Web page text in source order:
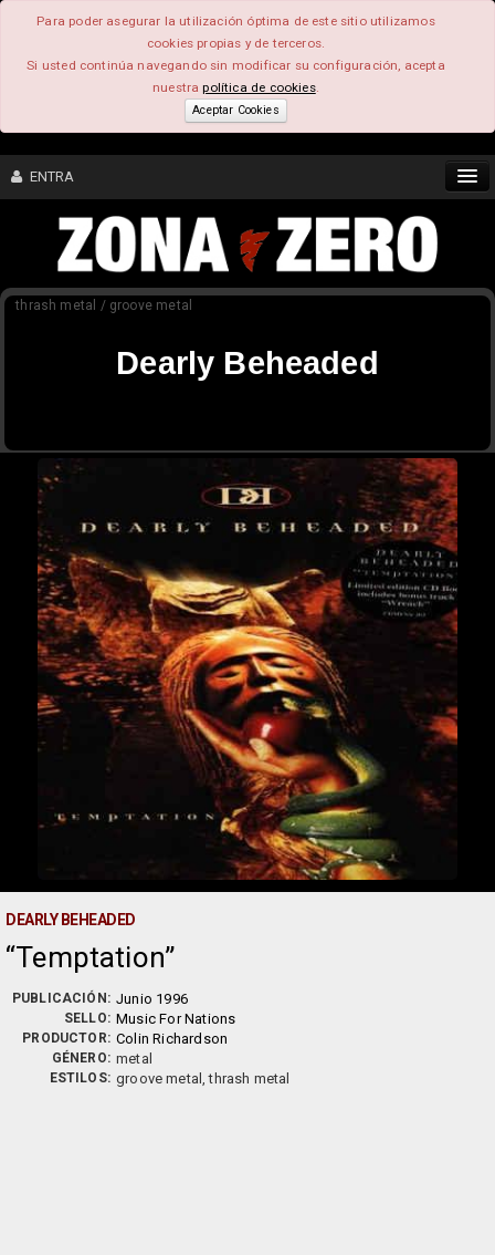
Para poder asegurar la utilización óptima de este sitio utilizamos
cookies propias y de terceros.
Si usted continúa navegando sin modificar su configuración, acepta
nuestrapolítica de cookies.
Aceptar Cookies
ENTRA
CONTENIDO
COMUNIDAD
FEEEDBACK
thrash metal / groove metal
Dearly Beheaded
DEARLY BEHEADED
Temptation
PUBLICACIÓN: Junio 1996
SELLO: Music For Nations
PRODUCTOR: Colin Richardson
GÉNERO: metal
ESTILOS: groove metal, thrash metal